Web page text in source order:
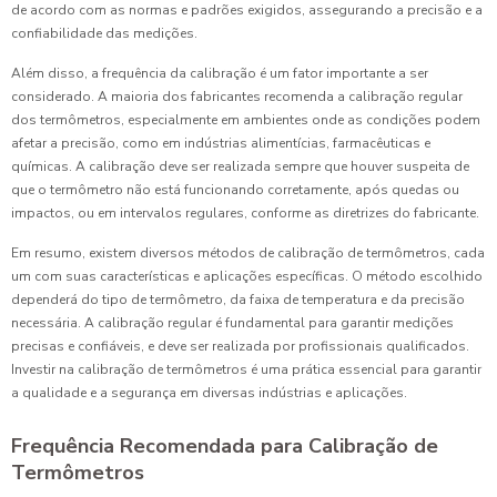
de acordo com as normas e padrões exigidos, assegurando a precisão e a
confiabilidade das medições.
Além disso, a frequência da calibração é um fator importante a ser
considerado. A maioria dos fabricantes recomenda a calibração regular
dos termômetros, especialmente em ambientes onde as condições podem
afetar a precisão, como em indústrias alimentícias, farmacêuticas e
químicas. A calibração deve ser realizada sempre que houver suspeita de
que o termômetro não está funcionando corretamente, após quedas ou
impactos, ou em intervalos regulares, conforme as diretrizes do fabricante.
Em resumo, existem diversos métodos de calibração de termômetros, cada
um com suas características e aplicações específicas. O método escolhido
dependerá do tipo de termômetro, da faixa de temperatura e da precisão
necessária. A calibração regular é fundamental para garantir medições
precisas e confiáveis, e deve ser realizada por profissionais qualificados.
Investir na calibração de termômetros é uma prática essencial para garantir
a qualidade e a segurança em diversas indústrias e aplicações.
Frequência Recomendada para Calibração de
Termômetros